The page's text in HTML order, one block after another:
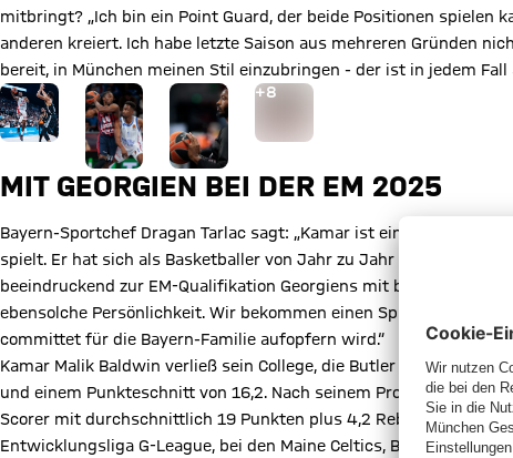
mitbringt? „Ich bin ein Point Guard, der beide Positionen spielen
anderen kreiert. Ich habe letzte Saison aus mehreren Gründen
bereit, in München meinen Stil einzubringen - der ist in jedem
Gehe zu Gallerie Seite: Zur Galerie+8
MIT GEORGIEN BEI DER EM 2025
Bayern-Sportchef Dragan Tarlac sagt: „Kamar ist ein Point Guard
spielt. Er hat sich als Basketballer von Jahr zu Jahr stetig
beeindruckend zur EM-Qualifikation Georgiens mit beigetragen.
ebensolche Persönlichkeit. Wir bekommen einen Spieler, dessen
committet für die Bayern-Familie aufopfern wird.“
Kamar Malik Baldwin verließ sein College, die Butler University in
und einem Punkteschnitt von 16,2. Nach seinem Profidebüt in
Scorer mit durchschnittlich 19 Punkten plus 4,2 Rebounds und
Entwicklungsliga G-League, bei den Maine Celtics, Bostons